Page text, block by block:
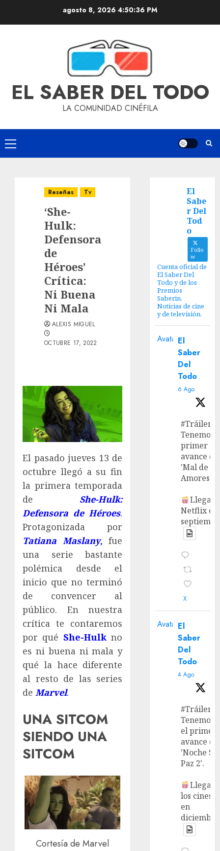
agosto 8, 2026 4:50:36 PM
EL SABER DEL TODO
LA COMUNIDAD CINÉFILA
Reseñas Tv
‘She-
Hulk:
Defensora
de
Héroes’
Crítica:
Ni Buena
Ni Mala
ALEXIS MIGUEL
OCTUBRE 17, 2022
El pasado jueves 13 de
octubre llegó a su fin
la primera temporada
de She-Hulk:
Defensora de Héroes.
Protagonizada por
Tatiana Maslany, fue
una serie bastante
polémica desde el
inicio que no terminó
de convencer al
público. En nuestra
crítica te contaremos
por qué She-Hulkno
es ni buena ni mala y
qué la hace diferente
al resto de las series
de Marvel.
UNA SITCOM
SIENDO UNA
SITCOM
Cortesía de Marvel
El
Sabe
r Del
Tod
o
Follo
w
Cuenta oficial de
El Saber Del
Todo y de los
Premios
Saberin.
Noticias de cine
y de televisión.
Avatar El
Saber
Del
Todo
6 Ago
#Tráiler
Tenemos
primer
avance de
'Mal de
Amores'.
Llega a
Netflix en
X
Avatar El
Saber
Del
Todo
4 Ago
#Tráiler
Tenemos
el primer
avance de
'Noche
Paz 2'.
Llega a
los cines
en